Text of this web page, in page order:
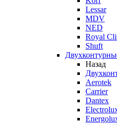
Lessar
MDV
NED
Royal
Shuft
Назад
Aerotek
Carrier
Dantex